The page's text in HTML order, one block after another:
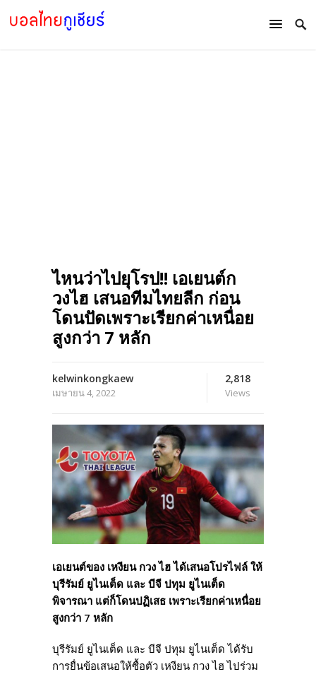
ไหนว่าไปยุโรป!! เอเยนต์ก
วงไฮ เสนอทีมไทยลีก ก่อน
โดนปัดเพราะเรียกค่าเหนื่อย
สูงกว่า 7 หลัก
kelwinkongkaew
เมษายน 4, 2022
2,818
Views
เอเยนต์ของ เหงียน กวง ไฮ ได้เสนอโปรไฟล์ ให้
บุรีรัมย์ ยูไนเต็ด และ บีจี ปทุม ยูไนเต็ด
พิจารณา แต่ก็โดนปฏิเสธ เพราะเรียกค่าเหนื่อย
สูงกว่า 7 หลัก
บุรีรัมย์ ยูไนเต็ด และ บีจี ปทุม ยูไนเต็ด ได้รับ
การยื่นข้อเสนอให้ซื้อตัว เหงียน กวง ไฮ ไปร่วม